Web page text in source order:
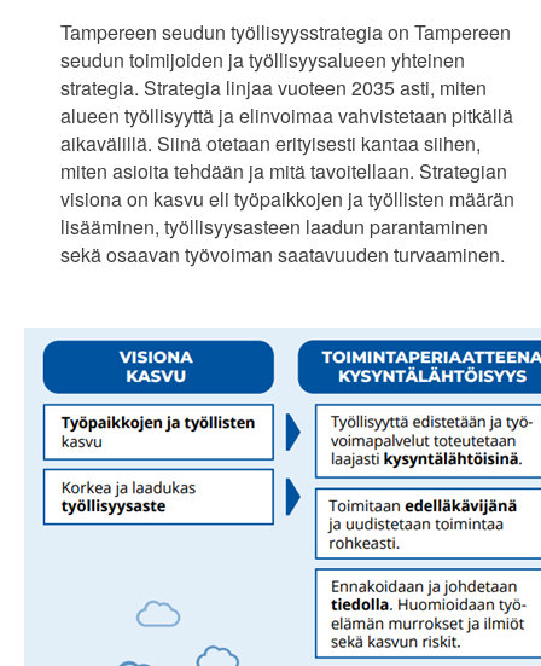
Tampereen seudun työllisyysstrategia on Tampereen
seudun toimijoiden ja työllisyysalueen yhteinen
strategia. Strategia linjaa vuoteen 2035 asti, miten
alueen työllisyyttä ja elinvoimaa vahvistetaan pitkällä
aikavälillä. Siinä otetaan erityisesti kantaa siihen,
miten asioita tehdään ja mitä tavoitellaan. Strategian
visiona on kasvu eli työpaikkojen ja työllisten määrän
lisääminen, työllisyysasteen laadun parantaminen
sekä osaavan työvoiman saatavuuden turvaaminen.